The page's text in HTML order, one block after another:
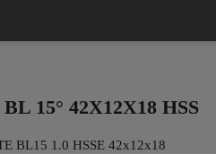
15° 42X12X18 HSS
BL15 1.0 HSSE 42x12x18